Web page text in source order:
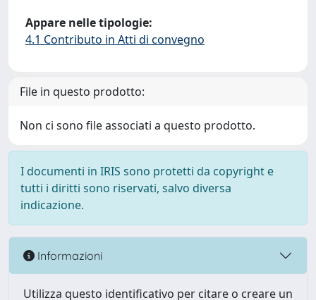
Appare nelle tipologie:
4.1 Contributo in Atti di convegno
File in questo prodotto:
Non ci sono file associati a questo prodotto.
I documenti in IRIS sono protetti da copyright e
tutti i diritti sono riservati, salvo diversa
indicazione.
Informazioni
Utilizza questo identificativo per citare o creare un